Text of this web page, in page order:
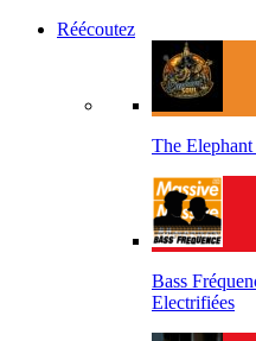
Réécoutez
The Elephant
Bass
Electrifiées